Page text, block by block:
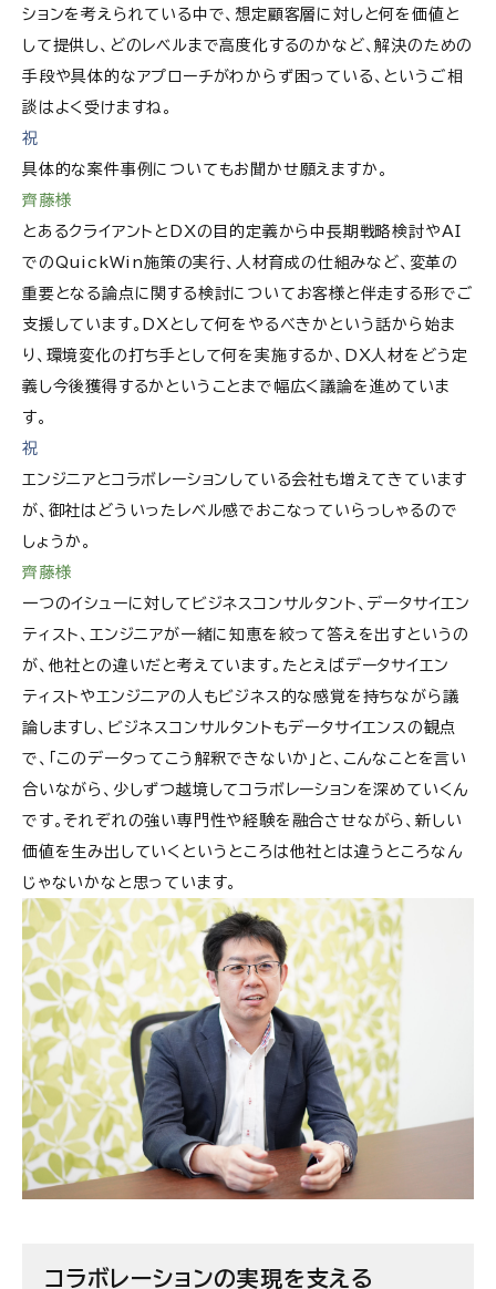
ションを考えられている中で、想定顧客層に対しと何を価値と
して提供し、どのレベルまで高度化するのかなど、解決のための
手段や具体的なアプローチがわからず困っている、というご相
談はよく受けますね。
祝
具体的な案件事例についてもお聞かせ願えますか。
齊藤様
とあるクライアントとDXの目的定義から中長期戦略検討やAI
でのQuickWin施策の実行、人材育成の仕組みなど、変革の
重要となる論点に関する検討についてお客様と伴走する形でご
支援しています。DXとして何をやるべきかという話から始ま
り、環境変化の打ち手として何を実施するか、DX人材をどう定
義し今後獲得するかということまで幅広く議論を進めていま
す。
祝
エンジニアとコラボレーションしている会社も増えてきています
が、御社はどういったレベル感でおこなっていらっしゃるので
しょうか。
齊藤様
一つのイシューに対してビジネスコンサルタント、データサイエン
ティスト、エンジニアが一緒に知恵を絞って答えを出すというの
が、他社との違いだと考えています。たとえばデータサイエン
ティストやエンジニアの人もビジネス的な感覚を持ちながら議
論しますし、ビジネスコンサルタントもデータサイエンスの観点
で、「このデータってこう解釈できないか」と、こんなことを言い
合いながら、少しずつ越境してコラボレーションを深めていくん
です。それぞれの強い専門性や経験を融合させながら、新しい
価値を生み出していくというところは他社とは違うところなん
じゃないかなと思っています。
コラボレーションの実現を支える